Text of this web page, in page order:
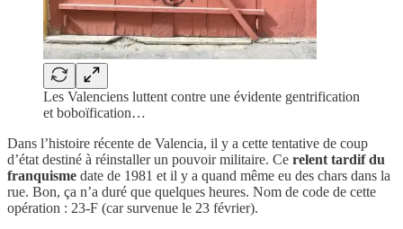
Les Valenciens luttent contre une évidente gentrification
et boboïfication…
Dans l’histoire récente de Valencia, il y a cette tentative de coup
d’état destiné à réinstaller un pouvoir militaire. Ce relent tardif du
franquisme date de 1981 et il y a quand même eu des chars dans la
rue. Bon, ça n’a duré que quelques heures. Nom de code de cette
opération : 23-F (car survenue le 23 février).